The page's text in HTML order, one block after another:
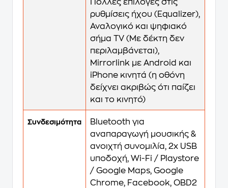
Πολλές επιλογές στις
ρυθμίσεις ήχου (Equalizer),
Αναλογικό και ψηφιακό
σήμα ΤV (Με δέκτη δεν
περιλαμβάνεται),
Mirrorlink με Android και
iPhone κινητά (η οθόνη
δείχνει ακριβώς ότι παίζει
και το κινητό)
Συνδεσιμότητα
Bluetooth για
αναπαραγωγή μουσικής &
ανοιχτή συνομιλία, 2x USB
υποδοχή, Wi-Fi / Playstore
/ Google Maps, Google
Chrome, Facebook, OBD2